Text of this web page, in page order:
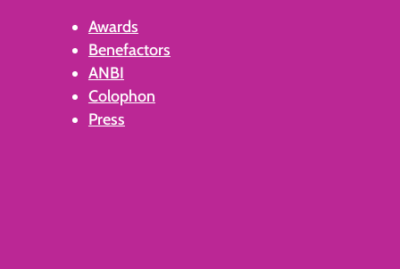
Awards
Benefactors
ANBI
Colophon
Press